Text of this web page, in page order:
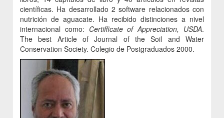
científicas. Ha desarrollado 2 software relacionados con
nutrición de aguacate. Ha recibido distinciones a nivel
internacional como: Certifficate of Appreciation, USDA.
The best Article of Journal of the Soil and Water
Conservation Society. Colegio de Postgraduados 2000.